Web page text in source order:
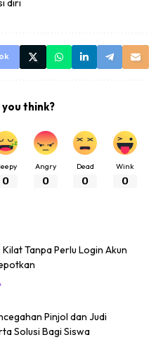
diri
think?
0
Angry
0
Dead
0
Wink
0
Kilat Tanpa Perlu Login Akun
Pinjol dan Judi
Solusi Bagi Siswa